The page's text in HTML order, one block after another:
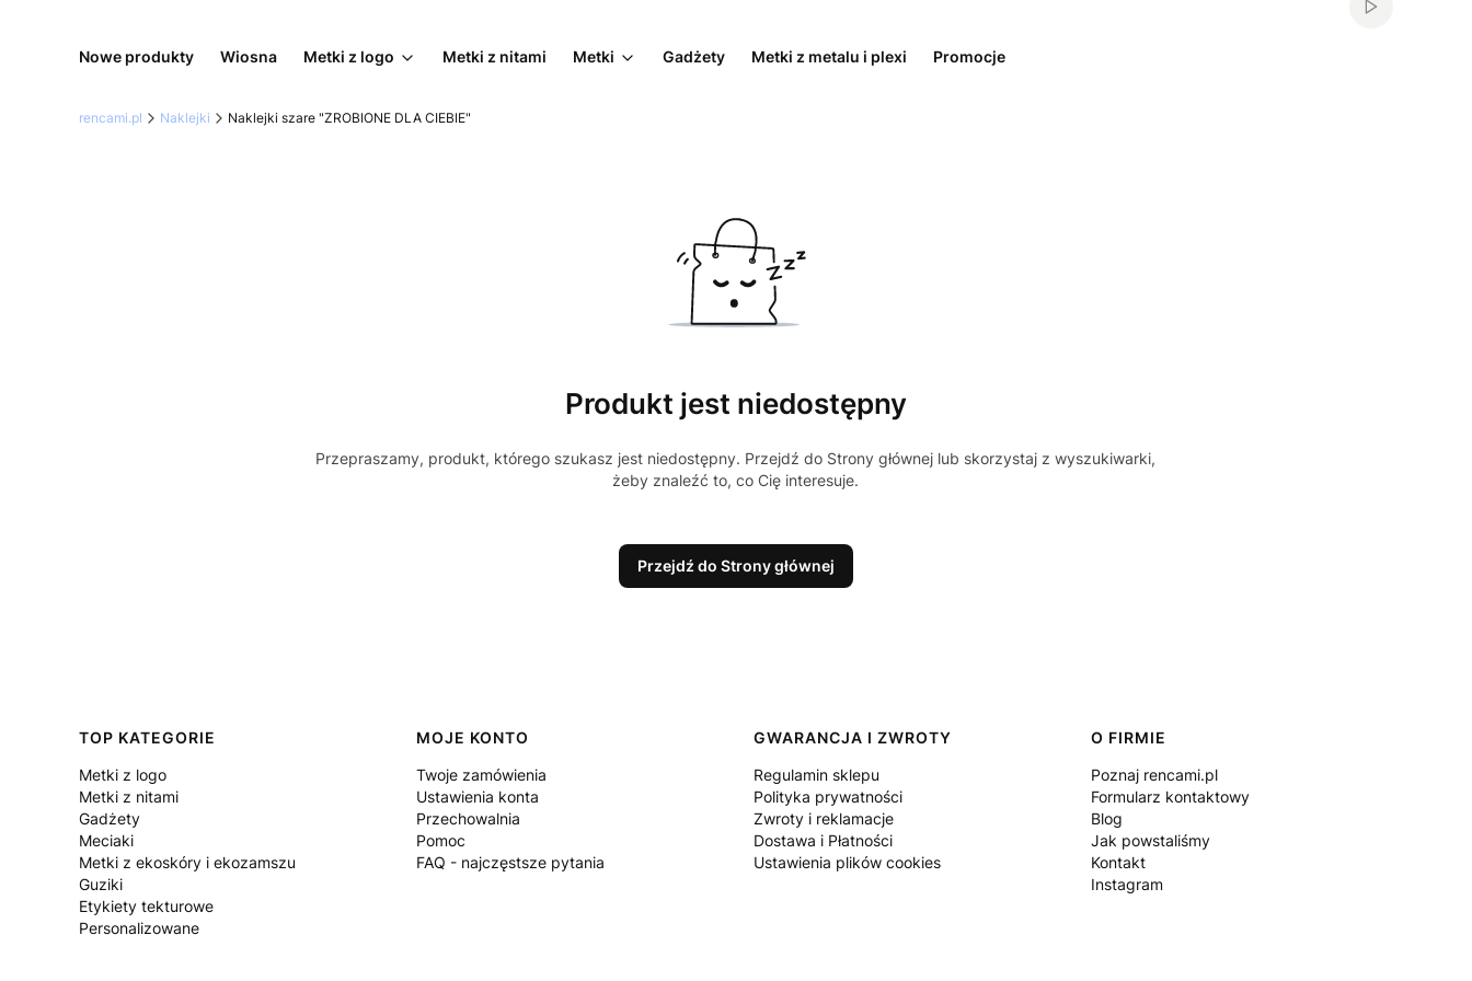
Włącz
Nowe produkty Wiosna Metki z logo Metki z nitami Metki Gadżety Metki z metalu i plexi Promocje
rencami.pl Naklejki Naklejki szare "ZROBIONE DLA CIEBIE"
Produkt jest niedostępny
Przepraszamy, produkt, którego szukasz jest niedostępny. Przejdź do Strony głównej lub skorzystaj z wyszukiwarki,
żeby znaleźć to, co Cię interesuje.
Przejdź do Strony głównej
Linki w stopce
TOP KATEGORIE
Metki z logo
Metki z nitami
Gadżety
Meciaki
Metki z ekoskóry i ekozamszu
Guziki
Etykiety tekturowe
Personalizowane
MOJE KONTO
Twoje zamówienia
Ustawienia konta
Przechowalnia
Pomoc
FAQ - najczęstsze pytania
GWARANCJA I ZWROTY
Regulamin sklepu
Polityka prywatności
Zwroty i reklamacje
Dostawa i Płatności
Ustawienia plików cookies
O FIRMIE
Poznaj rencami.pl
Formularz kontaktowy
Blog
Jak powstaliśmy
Kontakt
Instagram